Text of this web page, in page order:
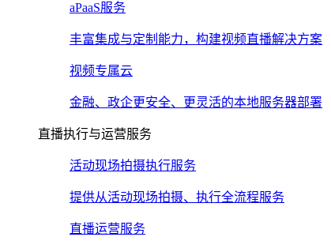
aPaaS服务
丰富集成与定制能力，构建视频直播解决方案
视频专属云
金融、政企更安全、更灵活的本地服务器部署
直播执行与运营服务
活动现场拍摄执行服务
提供从活动现场拍摄、执行全流程服务
直播运营服务